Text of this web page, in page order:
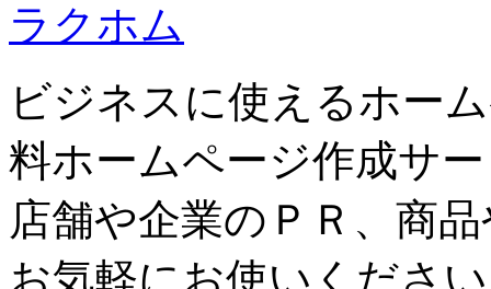
ラクホム
ビジネスに使えるホー
料ホームページ作成サ
店舗や企業のＰＲ、商
お気軽にお使いくださ